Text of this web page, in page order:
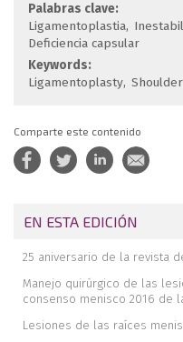
Palabras clave:
Ligamentoplastia
Deficiencia capsular
Keywords:
Ligamentoplasty
Comparte este contenido
EN ESTA EDICIÓN
25 aniversario de la revista
Manejo quirúrgico de las
consenso menisco 2016 de
Lesiones de las raíces